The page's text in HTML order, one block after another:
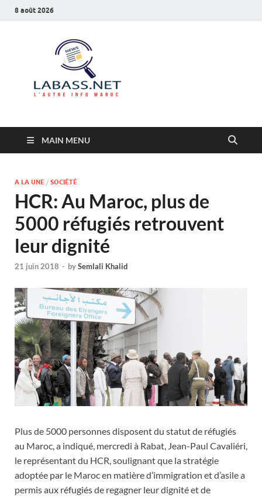
8 août 2026
MAIN MENU
A LA UNE / SOCIÉTÉ
HCR: Au Maroc, plus de
5000 réfugiés retrouvent
leur dignité
21 juin 2018 - bySemlali Khalid
Plus de 5000 personnes disposent du statut de réfugiés
au Maroc, a indiqué, mercredi à Rabat, Jean-Paul Cavaliéri,
le représentant du HCR, soulignant que la stratégie
adoptée par le Maroc en matière d’immigration et d’asile a
permis aux réfugiés de regagner leur dignité et de